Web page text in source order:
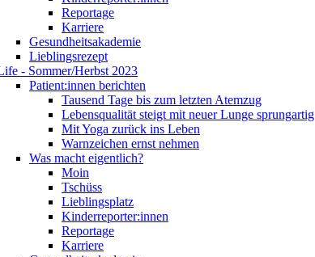
Reportage
Karriere
Gesundheitsakademie
Lieblingsrezept
- Sommer/Herbst 2023
Patient:innen berichten
Tausend Tage bis zum letzten Atemzug
Lebensqualität steigt mit neuer Lunge sprungartig
Mit Yoga zurück ins Leben
Warnzeichen ernst nehmen
Was macht eigentlich?
Moin
Tschüss
Lieblingsplatz
Kinderreporter:innen
Reportage
Karriere